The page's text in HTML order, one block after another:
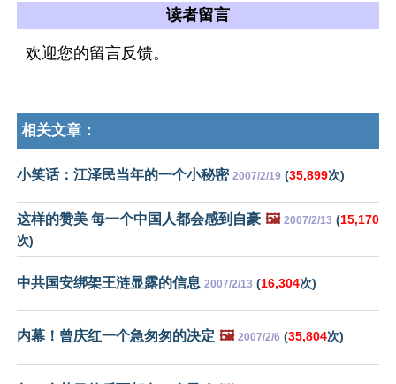
读者留言
欢迎您的留言反馈。
相关文章：
小笑话：江泽民当年的一个小秘密 2007/2/19 (35,899次)
这样的赞美 每一个中国人都会感到自豪 🖼️ 2007/2/13 (15,170
次)
中共国安绑架王涟显露的信息 2007/2/13 (16,304次)
内幕！曾庆红一个急匆匆的决定 🖼️ 2007/2/6 (35,804次)